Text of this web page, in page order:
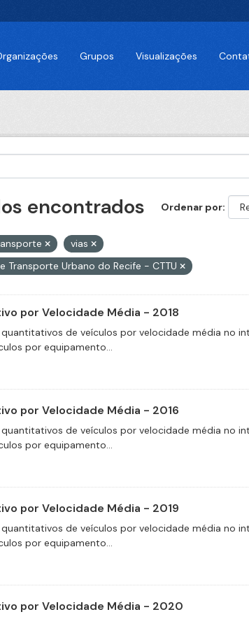
Grupos Visualizações
Ordenar por
encontrados
vias
Transporte Urbano do Recife - CTTU
por Velocidade Média - 2018
de veículos por velocidade média no
por equipamento...
por Velocidade Média - 2016
de veículos por velocidade média no
por equipamento...
por Velocidade Média - 2019
de veículos por velocidade média no
por equipamento...
por Velocidade Média - 2020